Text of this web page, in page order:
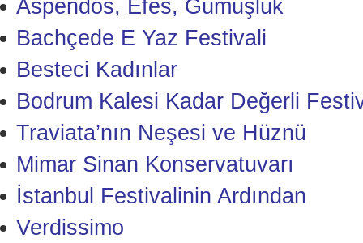
Aspendos, Efes, Gümüşlük
Bachçede E Yaz Festivali
Besteci Kadınlar
Bodrum Kalesi Kadar Değerli
Traviata’nın Neşesi ve Hüznü
Mimar Sinan Konservatuvarı
İstanbul Festivalinin Ardından
Verdissimo